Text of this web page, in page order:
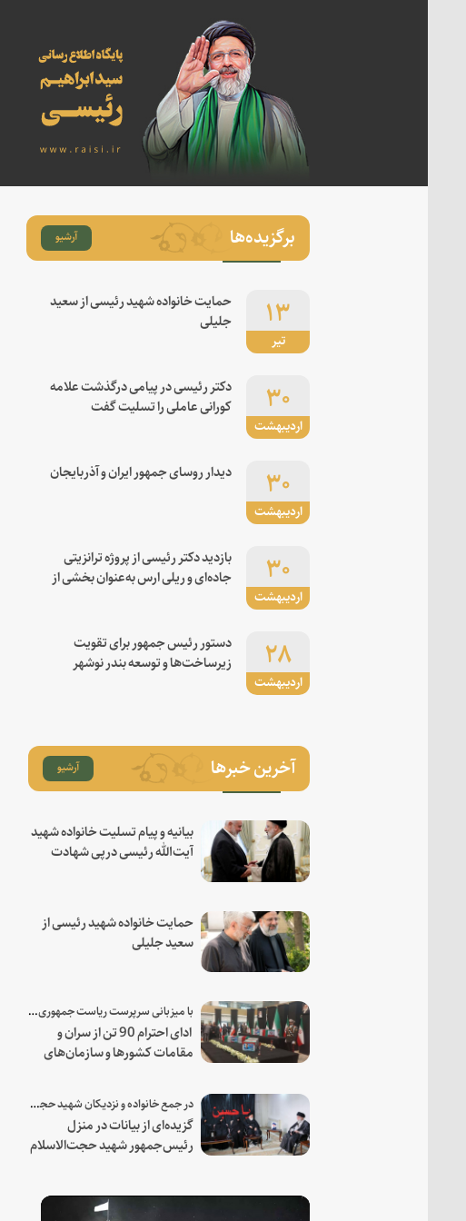
برگزیده‌ها آرشیو
تیر
۱۳
حمایت خانواده شهید رئیسی از سعید
جلیلی
اردیبهشت
۳۰
دکتر رئیسی در پیامی درگذشت علامه
کورانی عاملی را تسلیت گفت
اردیبهشت
۳۰ دیدار روسای جمهور ایران و آذربایجان
اردیبهشت
۳۰
بازدید دکتر رئیسی از پروژه ترانزیتی
جاده‌ای و ریلی ارس به‌عنوان بخشی از
اردیبهشت
۲۸
دستور رئیس جمهور برای تقویت
زیرساخت‌ها و توسعه بندر نوشهر
آخرین خبرها آرشیو
بیانیه و پیام تسلیت خانواده شهید
آیت‌الله رئیسی درپی شهادت
حمایت خانواده شهید رئیسی از
سعید جلیلی
با میزبانی سرپرست ریاست جمهوری صورت گرفت؛
ادای احترام 90 تن از سران و
مقامات کشورها و سازمان‌های
در جمع خانواده و نزدیکان شهید حجت‌الاسلام‌والمسلمین رئیسی:
گزیده‌ای از بیانات در منزل
رئیس‌جمهور شهید حجت‌الاسلام